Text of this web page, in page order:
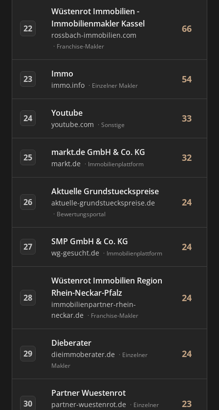
22
Wüstenrot Immobilien -
Immobilienmakler Kassel
rossbach-immobilien.com
Franchise-Makler
66
23 Immo
immo.info Einzelner Makler
54
24 Youtube
youtube.com Sonstige
33
25 markt.de GmbH & Co. KG
markt.de Immobilienplattform
32
26
Aktuelle Grundstueckspreise
aktuelle-grundstueckspreise.de
Bewertungsportal
24
27 SMP GmbH & Co. KG
wg-gesucht.de Immobilienplattform
24
28
Wüstenrot Immobilien Region
Rhein-Neckar-Pfalz
immobilienpartner-rhein-
neckar.de
Franchise-Makler
24
29
Dieberater
dieimmoberater.de
Einzelner
Makler
24
30
Partner Wuestenrot
partner-wuestenrot.de
Einzelner
23